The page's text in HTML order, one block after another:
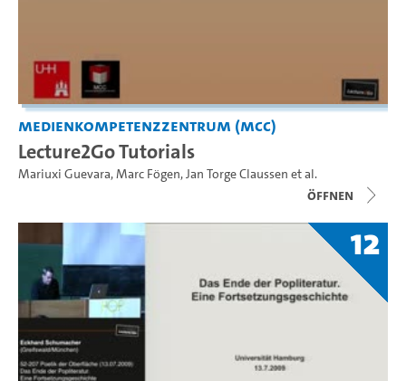
Medienkompetenzzentrum (MCC)
Lecture2Go Tutorials
Mariuxi Guevara,Marc Fögen,Jan Torge Claussen et al.
Öffnen
12